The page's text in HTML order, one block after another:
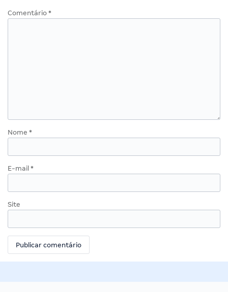
Comentário *
Nome *
E-mail *
Site